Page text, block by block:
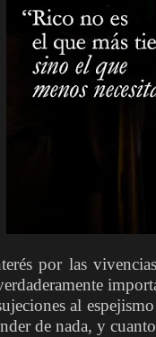
por las
al
de nada, y